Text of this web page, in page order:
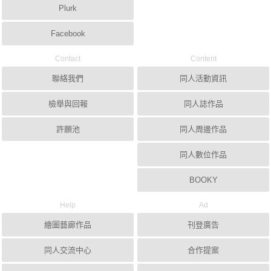
Plurk
Facebook
Contact
聯絡我們
檢舉與回報
許願池
Content
同人活動資訊
同人誌作品
同人周邊作品
同人數位作品
BOOKY
Help
繪圖藝廊作品
同人交流中心
Ad
刊登廣告
合作提案